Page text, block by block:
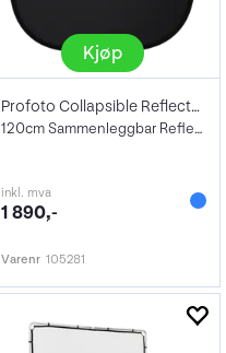
Kjøp
Profoto Collapsible Reflector Bl/Hw L
120cm Sammenleggbar Reflektor Sort/Hvit
inkl. mva
1 890,-
Varenr 105281